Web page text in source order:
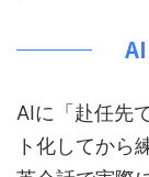
AIに「赴任先
ト化してから